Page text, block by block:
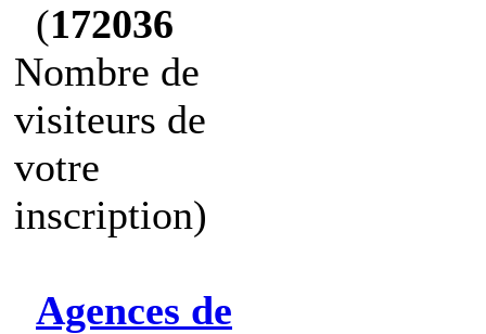
(172036
Nombre de
visiteurs de
votre
inscription)
Agences de